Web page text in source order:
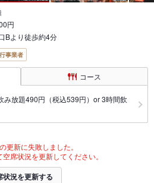
円
Bより徒歩約4分
事業者
コース
放題490円（税込539円）or 3時間飲
更新に失敗しました。
席状況を更新してください。
状況を更新する